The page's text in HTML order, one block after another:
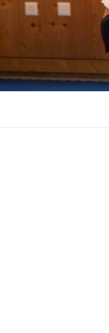
Aller